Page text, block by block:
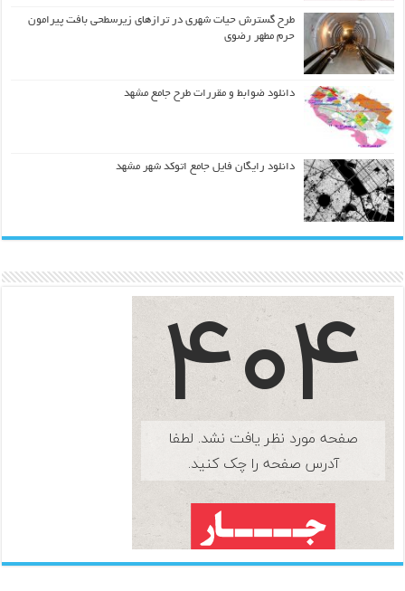
طرح گسترش حیات شهري در ترازهاي زیرسطحی بافت پیرامون
حرم مطهر رضوي
دانلود ضوابط و مقررات طرح جامع مشهد
دانلود رایگان فایل جامع اتوکد شهر مشهد